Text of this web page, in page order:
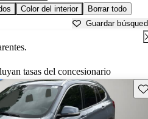
Color del interior Borrar todo
Guardar
tasas del concesionario